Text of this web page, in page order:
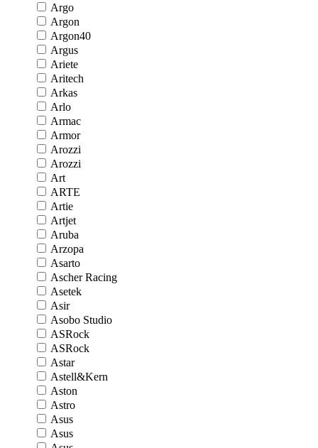
Argo
Argon
Argon40
Argus
Ariete
Aritech
Arkas
Arlo
Armac
Armor
Arozzi
Arozzi
Art
ARTE
Artie
Artjet
Aruba
Arzopa
Asarto
Ascher Racing
Asetek
Asir
Asobo Studio
ASRock
ASRock
Astar
Astell&Kern
Aston
Astro
Asus
Asus